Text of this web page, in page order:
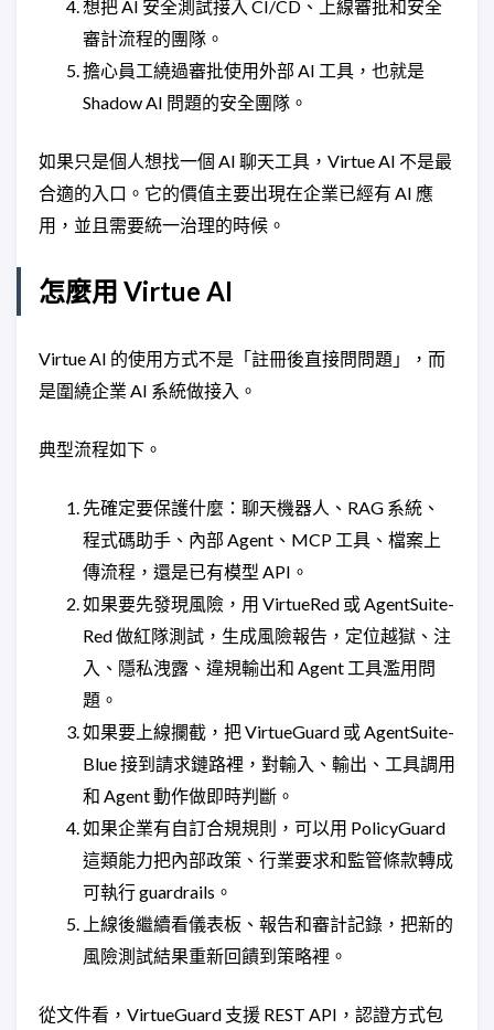
想把 AI 安全測試接入 CI/CD、上線審批和安全
審計流程的團隊。
擔心員工繞過審批使用外部 AI 工具，也就是
Shadow AI 問題的安全團隊。
如果只是個人想找一個 AI 聊天工具，Virtue AI 不是最
合適的入口。它的價值主要出現在企業已經有 AI 應
用，並且需要統一治理的時候。
怎麼用 Virtue AI
Virtue AI 的使用方式不是「註冊後直接問問題」，而
是圍繞企業 AI 系統做接入。
典型流程如下。
先確定要保護什麼：聊天機器人、RAG 系統、
程式碼助手、內部 Agent、MCP 工具、檔案上
傳流程，還是已有模型 API。
如果要先發現風險，用 VirtueRed 或 AgentSuite-
Red 做紅隊測試，生成風險報告，定位越獄、注
入、隱私洩露、違規輸出和 Agent 工具濫用問
題。
如果要上線攔截，把 VirtueGuard 或 AgentSuite-
Blue 接到請求鏈路裡，對輸入、輸出、工具調用
和 Agent 動作做即時判斷。
如果企業有自訂合規規則，可以用 PolicyGuard
這類能力把內部政策、行業要求和監管條款轉成
可執行 guardrails。
上線後繼續看儀表板、報告和審計記錄，把新的
風險測試結果重新回饋到策略裡。
從文件看，VirtueGuard 支援 REST API，認證方式包